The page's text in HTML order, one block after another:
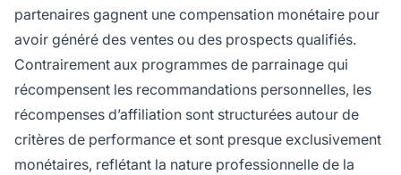
partenaires gagnent une compensation monétaire pour
avoir généré des ventes ou des prospects qualifiés.
Contrairement aux programmes de parrainage qui
récompensent les recommandations personnelles, les
récompenses d’affiliation sont structurées autour de
critères de performance et sont presque exclusivement
monétaires, reflétant la nature professionnelle de la